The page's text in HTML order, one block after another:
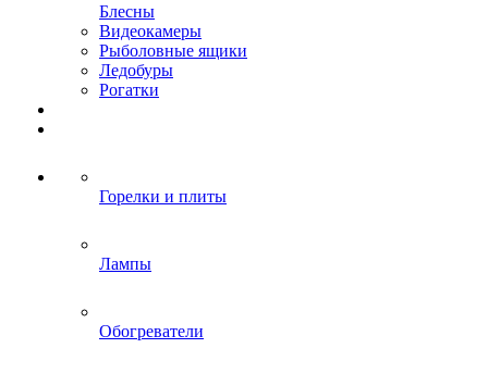
Блесны
Видеокамеры
Рыболовные ящики
Ледобуры
Рогатки
Горелки и плиты
Лампы
Обогреватели